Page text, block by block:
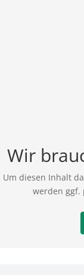
Wir
Um diesen Inhalt
werden ggf.